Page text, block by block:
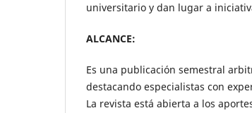
universitario y dan lugar a
ALCANCE:
Es una publicación semestral
destacando especialistas con
La revista está abierta a los